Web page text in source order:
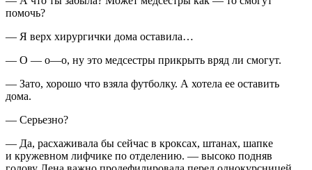
помочь?
— Я верх хирургички дома оставила…
— О — о—о, ну это медсестры прикрыть вряд ли смогут.
— Зато, хорошо что взяла футболку. А хотела ее оставить
дома.
— Серьезно?
— Да, расхаживала бы сейчас в кроксах, штанах, шапке
и кружевном лифчике по отделению. — высоко подняв